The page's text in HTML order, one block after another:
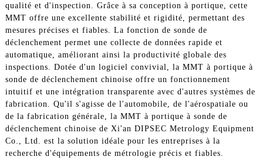
qualité et d'inspection. Grâce à sa conception à portique, cette
MMT offre une excellente stabilité et rigidité, permettant des
mesures précises et fiables. La fonction de sonde de
déclenchement permet une collecte de données rapide et
automatique, améliorant ainsi la productivité globale des
inspections. Dotée d'un logiciel convivial, la MMT à portique à
sonde de déclenchement chinoise offre un fonctionnement
intuitif et une intégration transparente avec d'autres systèmes de
fabrication. Qu'il s'agisse de l'automobile, de l'aérospatiale ou
de la fabrication générale, la MMT à portique à sonde de
déclenchement chinoise de Xi'an DIPSEC Metrology Equipment
Co., Ltd. est la solution idéale pour les entreprises à la
recherche d'équipements de métrologie précis et fiables.